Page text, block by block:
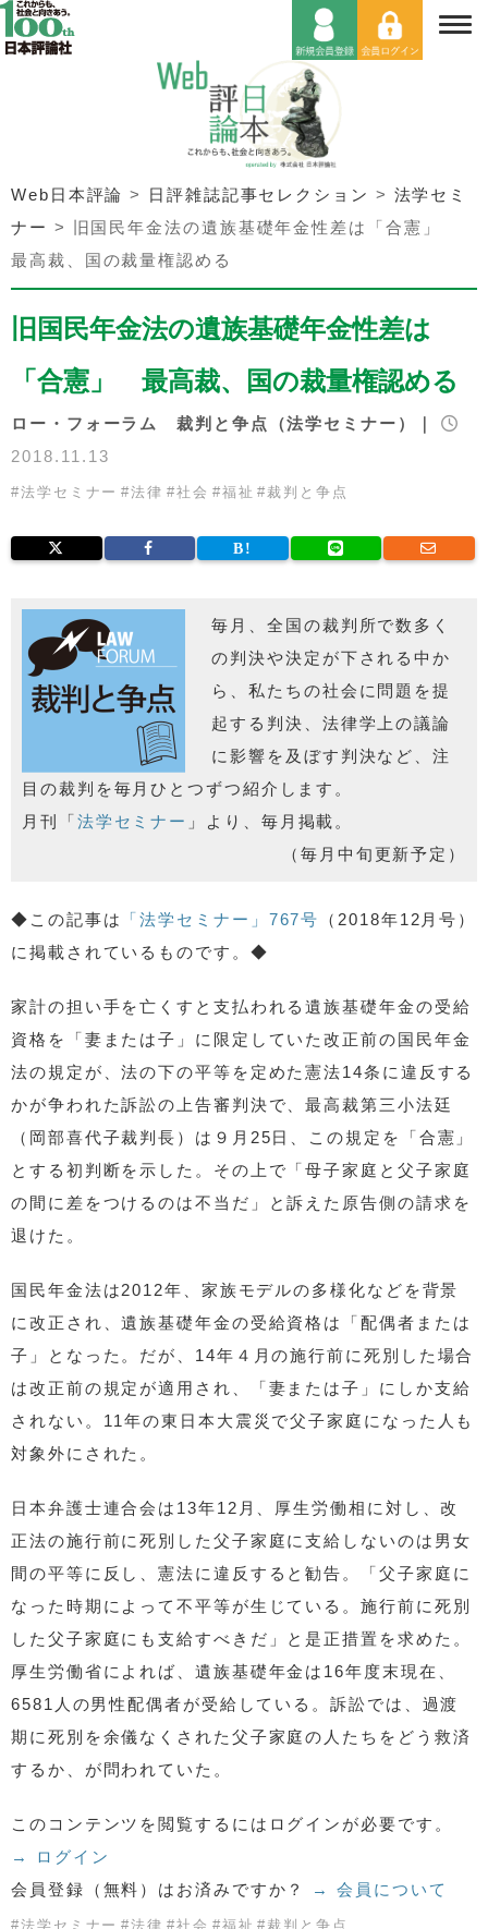
Web日本評論 > 日評雑誌記事セレクション > 法学セミ
ナー >
旧国民年金法の遺族基礎年金性差は「合憲」
最高裁、国の裁量権認める
旧国民年金法の遺族基礎年金性差は
「合憲」 最高裁、国の裁量権認める
ロー・フォーラム 裁判と争点（法学セミナー）｜
2018.11.13
#法学セミナー #法律 #社会 #福祉 # 裁判と争点
毎月、全国の裁判所で数多く
の判決や決定が下される中か
ら、私たちの社会に問題を提
起する判決、法律学上の議論
に影響を及ぼす判決など、注
目の裁判を毎月ひとつずつ紹介します。
月刊「法学セミナー 」より、毎月掲載。
（毎月中旬更新予定）
◆この記事は 「法学セミナー」767号
（2018年12月号）
に掲載されているものです。◆
家計の担い手を亡くすと支払われる遺族基礎年金の受給
資格を「妻または子」に限定していた改正前の国民年金
法の規定が、法の下の平等を定めた憲法14条に違反する
かが争われた訴訟の上告審判決で、最高裁第三小法廷
（岡部喜代子裁判長）は９月25日、この規定を「合憲」
とする初判断を示した。その上で「母子家庭と父子家庭
の間に差をつけるのは不当だ」と訴えた原告側の請求を
退けた。
国民年金法は2012年、家族モデルの多様化などを背景
に改正され、遺族基礎年金の受給資格は「配偶者または
子」となった。だが、14年４月の施行前に死別した場合
は改正前の規定が適用され、「妻または子」にしか支給
されない。11年の東日本大震災で父子家庭になった人も
対象外にされた。
日本弁護士連合会は13年12月、厚生労働相に対し、改
正法の施行前に死別した父子家庭に支給しないのは男女
間の平等に反し、憲法に違反すると勧告。「父子家庭に
なった時期によって不平等が生じている。施行前に死別
した父子家庭にも支給すべきだ」と是正措置を求めた。
厚生労働省によれば、遺族基礎年金は16年度末現在、
6581人の男性配偶者が受給している。訴訟では、過渡
期に死別を余儀なくされた父子家庭の人たちをどう救済
するか、が問われていた。
このコンテンツを閲覧するにはログインが必要です。
→ ログイン
会員登録（無料）はお済みですか？
→ 会員について
#法学セミナー #法律 #社会 #福祉 # 裁判と争点